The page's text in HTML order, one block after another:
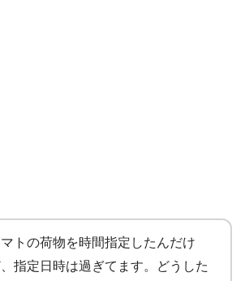
トの荷物を時間指定したんだけ
指定日時は過ぎてます。どうした